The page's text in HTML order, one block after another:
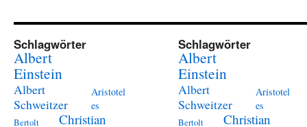
Schlagwörter
Albert
Einstein
Albert
Schweitzer
Aristotel
es
Bertolt
Christian
Schlagwörter
Albert
Einstein
Albert
Schweitzer
Aristotel
es
Bertolt
Christian